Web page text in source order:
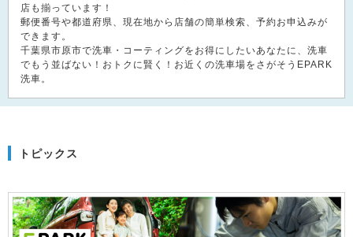
店も揃っています！
郵便番号や都道府県、現在地から店舗の簡単検索、予約お申込みが
できます。
千葉県市原市で洗車・コーティングをお得にしたいあなたに、洗車
でもう並ばない！おトクに賢く！お近くの洗車場をさがそうEPARK
洗車。
トピックス